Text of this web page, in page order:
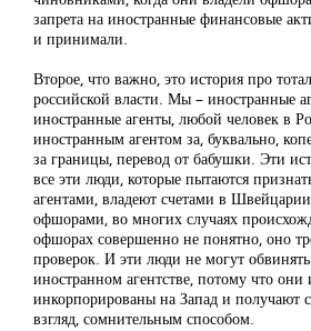
запрета на иностранные финансовые
и принимали.
Второе, что важно, это история про
российской власти. Мы – иностранные
иностранные агенты, любой человек в
иностранным агентом за, буквально,
за границы, перевод от бабушки. Эти
все эти люди, которые пытаются
агентами, владеют счетами в
офшорами, во многих случаях
офшорах совершенно не понятно, оно
проверок. И эти люди не могут
иностранном агентстве, потому что они
инкорпорированы на Запад и получают
взгляд, сомнительным способом.